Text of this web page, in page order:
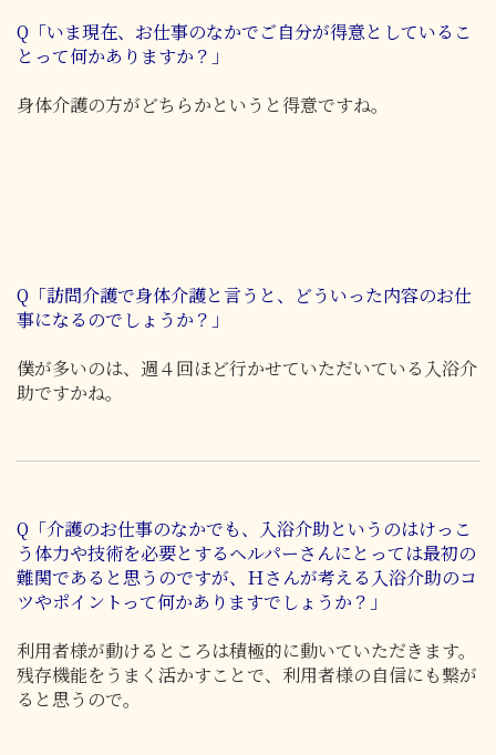
Q「いま現在、お仕事のなかでご自分が得意としているこ
とって何かありますか？」
身体介護の方がどちらかというと得意ですね。
Q「訪問介護で身体介護と言うと、どういった内容のお仕
事になるのでしょうか？」
僕が多いのは、週４回ほど行かせていただいている入浴介
助ですかね。
Q「介護のお仕事のなかでも、入浴介助というのはけっこ
う体力や技術を必要とするヘルパーさんにとっては最初の
難関であると思うのですが、 Ｈさんが考える入浴介助のコ
ツやポイントって何かありますでしょうか？」
利用者様が動けるところは積極的に動いていただきます。
残存機能をうまく活かすことで、利用者様の自信にも繋が
ると思うので。